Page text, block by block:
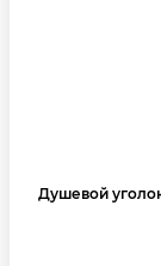
Душевой